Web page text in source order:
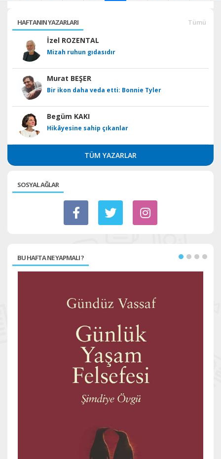
HAFTANIN YAZARLARI Tümü
İzel ROZENTAL
Mizah ruhun gıdasıdır
Murat BEŞER
Bir ikon daha veda etti: Bonnie Tyler
Begüm KAKI
Hikâyesine sahip çıkanlar
TÜM YAZARLAR
SOSYAL AĞLAR
BU HAFTA NE YAPMALI ?